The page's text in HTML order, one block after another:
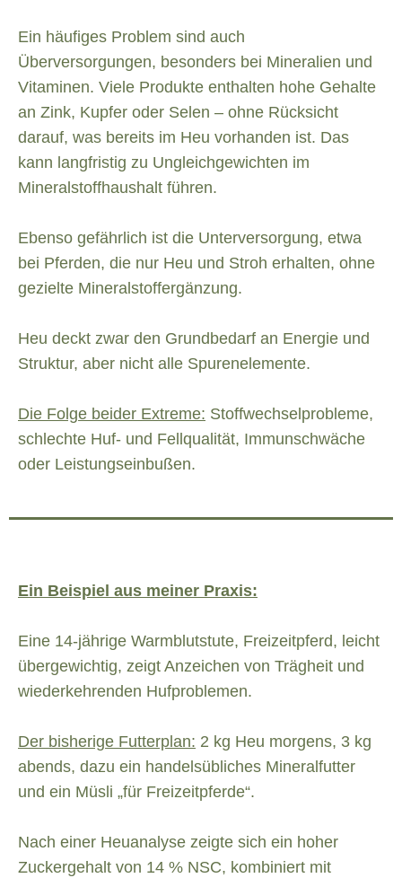
Ein häufiges Problem sind auch
Überversorgungen, besonders bei Mineralien und
Vitaminen. Viele Produkte enthalten hohe Gehalte
an Zink, Kupfer oder Selen – ohne Rücksicht
darauf, was bereits im Heu vorhanden ist. Das
kann langfristig zu Ungleichgewichten im
Mineralstoffhaushalt führen.
Ebenso gefährlich ist die Unterversorgung, etwa
bei Pferden, die nur Heu und Stroh erhalten, ohne
gezielte Mineralstoffergänzung.
Heu deckt zwar den Grundbedarf an Energie und
Struktur, aber nicht alle Spurenelemente.
Die Folge beider Extreme: Stoffwechselprobleme,
schlechte Huf- und Fellqualität, Immunschwäche
oder Leistungseinbußen.
Ein Beispiel aus meiner Praxis:
Eine 14-jährige Warmblutstute, Freizeitpferd, leicht
übergewichtig, zeigt Anzeichen von Trägheit und
wiederkehrenden Hufproblemen.
Der bisherige Futterplan: 2 kg Heu morgens, 3 kg
abends, dazu ein handelsübliches Mineralfutter
und ein Müsli „für Freizeitpferde“.
Nach einer Heuanalyse zeigte sich ein hoher
Zuckergehalt von 14 % NSC, kombiniert mit